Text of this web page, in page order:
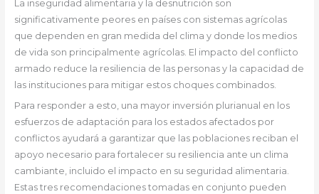
La inseguridad alimentaria y la desnutrición son
significativamente peores en países con sistemas agrícolas
que dependen en gran medida del clima y donde los medios
de vida son principalmente agrícolas. El impacto del conflicto
armado reduce la resiliencia de las personas y la capacidad de
las instituciones para mitigar estos choques combinados.
Para responder a esto, una mayor inversión plurianual en los
esfuerzos de adaptación para los estados afectados por
conflictos ayudará a garantizar que las poblaciones reciban el
apoyo necesario para fortalecer su resiliencia ante un clima
cambiante, incluido el impacto en su seguridad alimentaria.
Estas tres recomendaciones tomadas en conjunto pueden